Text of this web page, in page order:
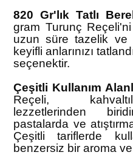
820 Gr'lık Tatlı
gram Turunç
uzun süre tazelik ve
keyifli anlarınızı
seçenektir.
Çeşitli Kullanım
Reçeli,
lezzetlerinden
pastalarda ve
Çeşitli tariflerde
benzersiz bir aroma